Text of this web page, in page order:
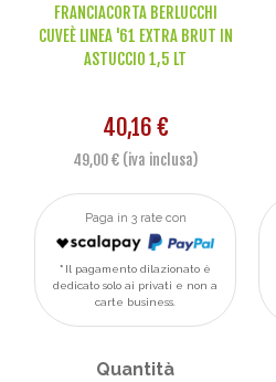
FRANCIACORTA BERLUCCHI
CUVEÈ LINEA '61 EXTRA BRUT IN
ASTUCCIO 1,5 LT
40,16 €
49,00 € (iva inclusa)
Paga in 3 rate con
Il pagamento dilazionato è
dedicato solo ai privati e non a
carte business.
Quantità